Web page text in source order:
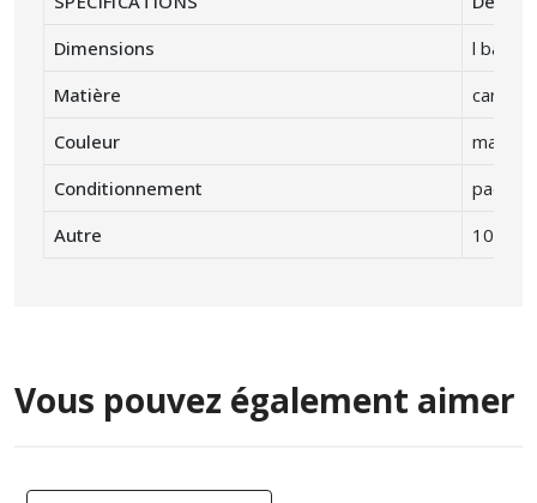
Dimensions
l bas:
Matière
carton
Couleur
marron
Conditionnement
paquet
Autre
100 %
Vous pouvez également aimer